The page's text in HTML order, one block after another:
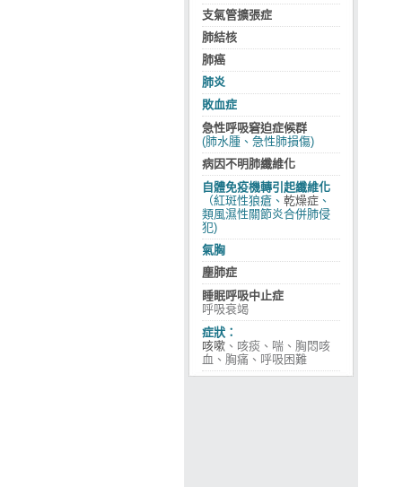
支氣管擴張症
肺結核
肺癌
肺炎
敗血症
急性呼吸窘迫症候群
(肺水腫、急性肺損傷)
病因不明肺纖維化
自體免疫機轉引起纖維化
（紅斑性狼瘡、 乾燥症 、
類風濕性關節炎合併肺侵
犯)
氣胸
塵肺症
睡眠呼吸中止症
呼吸衰竭
症狀：
咳嗽 、咳痰、喘、胸悶咳
血、胸痛、呼吸困難